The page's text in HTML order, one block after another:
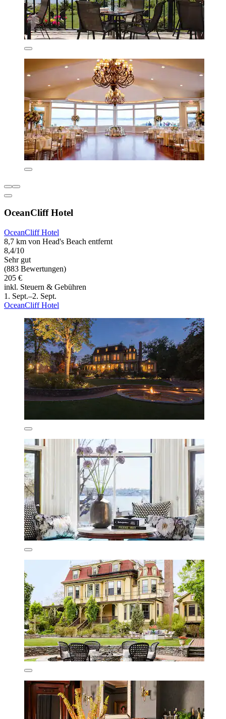
OceanCliff Hotel
OceanCliff Hotel
8,7 km von Head's Beach entfernt
8,4/10
Sehr gut
(883 Bewertungen)
205 €
inkl. Steuern & Gebühren
1. Sept.–2. Sept.
OceanCliff Hotel